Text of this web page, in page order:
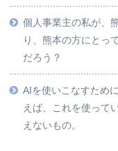
個人事業主の私が、
り、熊本の方にとっ
だろう？
AIを使いこなすため
えば、これを使って
えないもの。